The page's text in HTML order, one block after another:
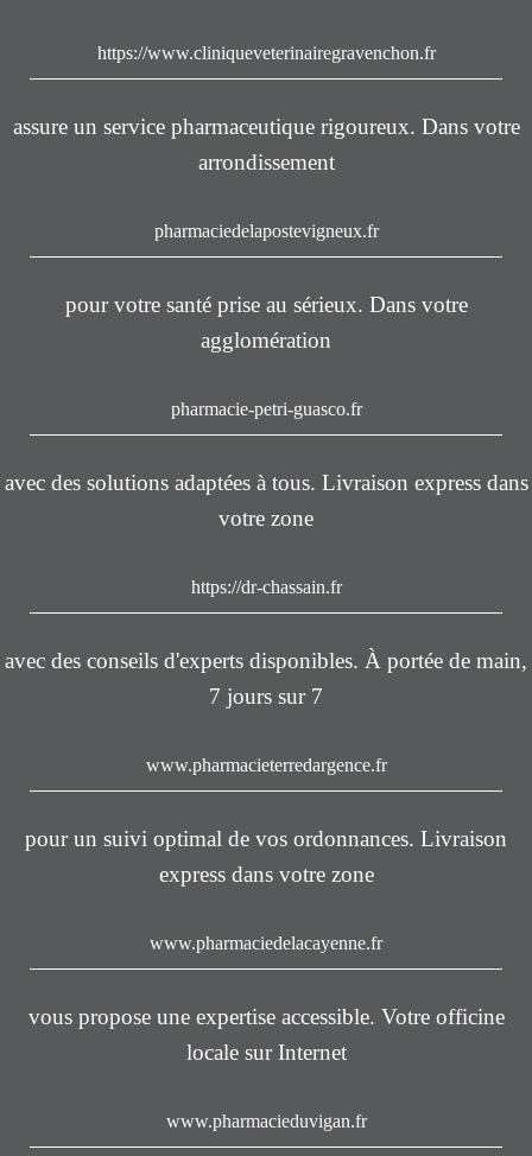
https://www.cliniqueveterinairegravenchon.fr
assure un service pharmaceutique rigoureux. Dans votre
arrondissement
pharmaciedelapostevigneux.fr
pour votre santé prise au sérieux. Dans votre
agglomération
pharmacie-petri-guasco.fr
avec des solutions adaptées à tous. Livraison express dans
votre zone
https://dr-chassain.fr
avec des conseils d'experts disponibles. À portée de main,
7 jours sur 7
www.pharmacieterredargence.fr
pour un suivi optimal de vos ordonnances. Livraison
express dans votre zone
www.pharmaciedelacayenne.fr
vous propose une expertise accessible. Votre officine
locale sur Internet
www.pharmacieduvigan.fr